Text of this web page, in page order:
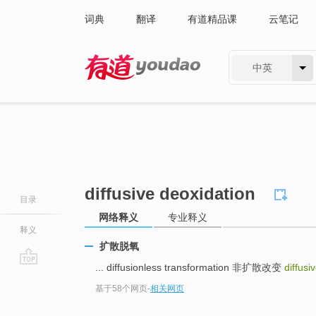
词典 翻译 有道精品课 云笔记
中英
目录
释义
diffusive deoxidation
网络释义 专业释义
扩散脱氧
... diffusionless transformation 非扩散改变
基于58个网页-相关网页